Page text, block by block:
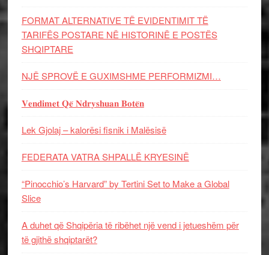
FORMAT ALTERNATIVE TË EVIDENTIMIT TË
TARIFËS POSTARE NË HISTORINË E POSTËS
SHQIPTARE
NJË SPROVË E GUXIMSHME PERFORMIZMI…
𝐕𝐞𝐧𝐝𝐢𝐦𝐞𝐭 𝐐𝐞̈ 𝐍𝐝𝐫𝐲𝐬𝐡𝐮𝐚𝐧 𝐁𝐨𝐭𝐞̈𝐧
Lek Gjolaj – kalorësi fisnik i Malësisë
FEDERATA VATRA SHPALLË KRYESINË
“Pinocchio’s Harvard” by Tertini Set to Make a Global
Slice
A duhet që Shqipëria të ribëhet një vend i jetueshëm për
të gjithë shqiptarët?